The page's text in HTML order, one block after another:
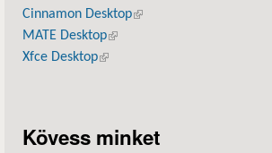
Cinnamon Desktop(külső hivatkozás)
MATE Desktop(külső hivatkozás)
Xfce Desktop(külső hivatkozás)
Kövess minket